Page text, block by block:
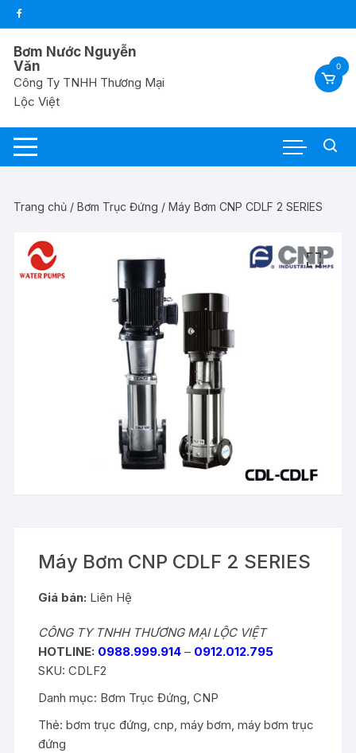
Chuyển
tới
nội
dung
Bơm Nước Nguyễn
Văn
Công Ty TNHH Thương Mại
Lộc Việt
0
Trang chủ /Bơm Trục Đứng / Máy Bơm CNP CDLF 2 SERIES
Máy Bơm CNP CDLF 2 SERIES
Giá bán: Liên Hệ
CÔNG TY TNHH THƯƠNG MẠI LỘC VIỆT
HOTLINE: 0988.999.914 – 0912.012.795
SKU:CDLF2
Danh mục: Bơm Trục Đứng,CNP
Thẻ:bơm trục đứng,cnp,máy bơm,máy bơm trục
đứng